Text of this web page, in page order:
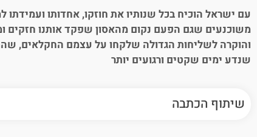
עם ישראל הוכיח בכל שנותיו את חוזקו, אחדותו ועמידתו
משוכנעים שגם הפעם נקום מהאסון שפקד אותנו חזקים
והוקרה לשליחות הגדולה שלקחו על עצמם החקלאים,
שנדע ימים שקטים ורגועים יותר
שיתוף הכתבה